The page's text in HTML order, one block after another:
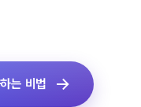
는 비법